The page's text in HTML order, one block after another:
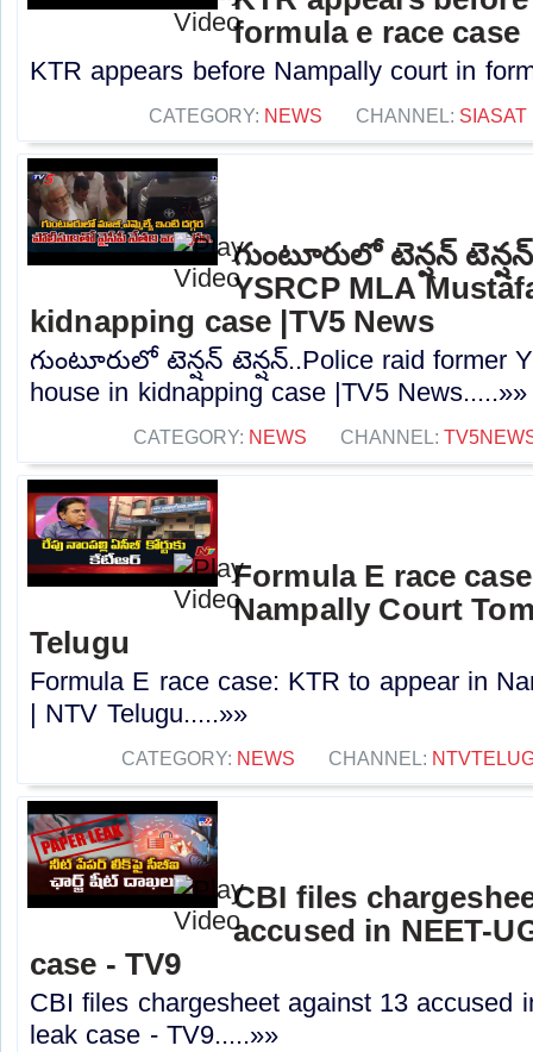
formula e race case
KTR appears before Nampally court in
CATEGORY: NEWS CHANNEL: SIASAT
గుంటూరులో టెన్షన్
YSRCP MLA
kidnapping case |TV5 News
గుంటూరులో టెన్షన్ టెన్షన్..Police raid former
house in kidnapping case |TV5 News.....»»
CATEGORY: NEWS CHANNEL:
Formula E race
Nampally Court
Telugu
Formula E race case: KTR to appear in
| NTV Telugu.....»»
CATEGORY: NEWS CHANNEL:
CBI files
accused in NEET-
case - TV9
CBI files chargesheet against 13 accused
leak case - TV9.....»»